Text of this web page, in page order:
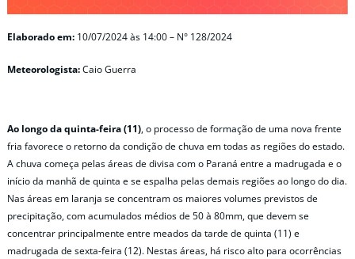
Elaborado em: 10/07/2024 às 14:00 – N° 128/2024
Meteorologista:Caio Guerra
Ao longo da quinta-feira (11), o processo de formação de uma nova frente
fria favorece o retorno da condição de chuva em todas as regiões do estado.
A chuva começa pelas áreas de divisa com o Paraná entre a madrugada e o
início da manhã de quinta e se espalha pelas demais regiões ao longo do dia.
Nas áreas em laranja se concentram os maiores volumes previstos de
precipitação, com acumulados médios de 50 à 80mm, que devem se
concentrar principalmente entre meados da tarde de quinta (11) e
madrugada de sexta-feira (12). Nestas áreas, há risco alto para ocorrências